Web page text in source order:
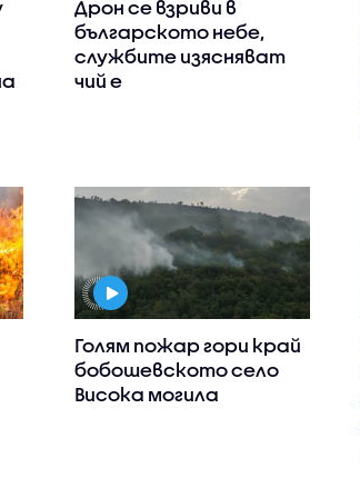
Дрон се взриви в
българското небе,
службите изясняват
чий е
Голям пожар гори край
бобошевското село
Висока могила